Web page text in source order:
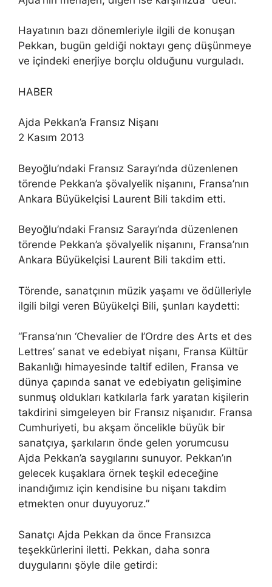
Hayatının bazı dönemleriyle ilgili de konuşan
Pekkan, bugün geldiği noktayı genç düşünmeye
ve içindeki enerjiye borçlu olduğunu vurguladı.
HABER
Ajda Pekkan’a Fransız Nişanı
2 Kasım 2013
Beyoğlu’ndaki Fransız Sarayı’nda düzenlenen
törende Pekkan’a şövalyelik nişanını, Fransa’nın
Ankara Büyükelçisi Laurent Bili takdim etti.
Beyoğlu’ndaki Fransız Sarayı’nda düzenlenen
törende Pekkan’a şövalyelik nişanını, Fransa’nın
Ankara Büyükelçisi Laurent Bili takdim etti.
Törende, sanatçının müzik yaşamı ve ödülleriyle
ilgili bilgi veren Büyükelçi Bili, şunları kaydetti:
“Fransa’nın ‘Chevalier de I’Ordre des Arts et des
Lettres’ sanat ve edebiyat nişanı, Fransa Kültür
Bakanlığı himayesinde taltif edilen, Fransa ve
dünya çapında sanat ve edebiyatın gelişimine
sunmuş oldukları katkılarla fark yaratan kişilerin
takdirini simgeleyen bir Fransız nişanıdır. Fransa
Cumhuriyeti, bu akşam öncelikle büyük bir
sanatçıya, şarkıların önde gelen yorumcusu
Ajda Pekkan’a saygılarını sunuyor. Pekkan’ın
gelecek kuşaklara örnek teşkil edeceğine
inandığımız için kendisine bu nişanı takdim
etmekten onur duyuyoruz.”
Sanatçı Ajda Pekkan da önce Fransızca
teşekkürlerini iletti. Pekkan, daha sonra
duygularını şöyle dile getirdi: